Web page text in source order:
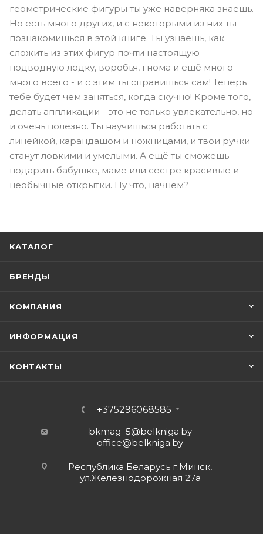
геометрические фигуры ты уже наверняка знаешь.
Но есть много других, и с некоторыми из них ты
познакомишься в этой книге. Ты узнаешь, как
сложить из этих фигур почти настоящую
подводную лодку, воробья, гнома и ещё много-
много всего - и с этим ты справишься сам! Теперь
тебе будет чем заняться, когда скучно! Кроме того,
делать аппликации - это не только увлекательно, но
и очень полезно. Ты научишься работать с
линейкой, карандашом и ножницами, и твои ручки
станут ловкими и умелыми. А ещё ты сможешь
подарить бабушке, маме или сестре красивые и
необычные открытки. Ну что, начнём?
КАТАЛОГ
БРЕНДЫ
КОМПАНИЯ
ИНФОРМАЦИЯ
КОНТАКТЫ
+375296068585
bkmag_5@belkniga.by
office@belkniga.by
Республика Беларусь г.Минск,
ул.Железнодорожная 27а